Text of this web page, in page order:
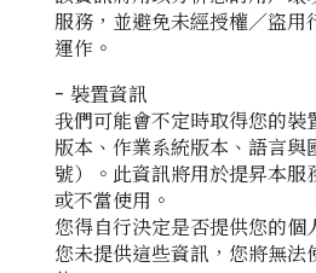
服務，並避免未經授權／盜用
運作。
- 裝置資訊
我們可能會不定時取得您的裝
版本、作業系統版本、語言與
號）。此資訊將用於提昇本服
或不當使用。
您得自行決定是否提供您的個
您未提供這些資訊，您將無法